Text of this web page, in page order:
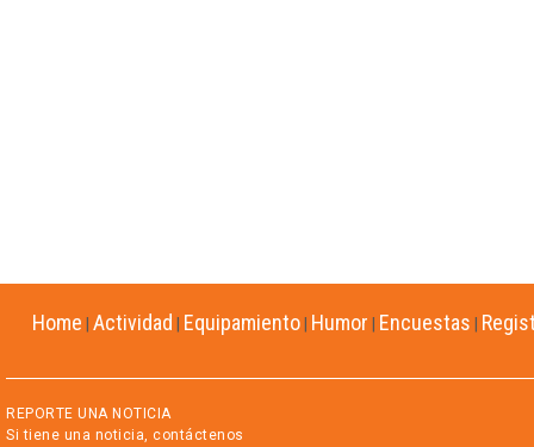
Home Actividad Equipamiento Humor Encuestas
REPORTE UNA NOTICIA
Si tiene una noticia, contáctenos